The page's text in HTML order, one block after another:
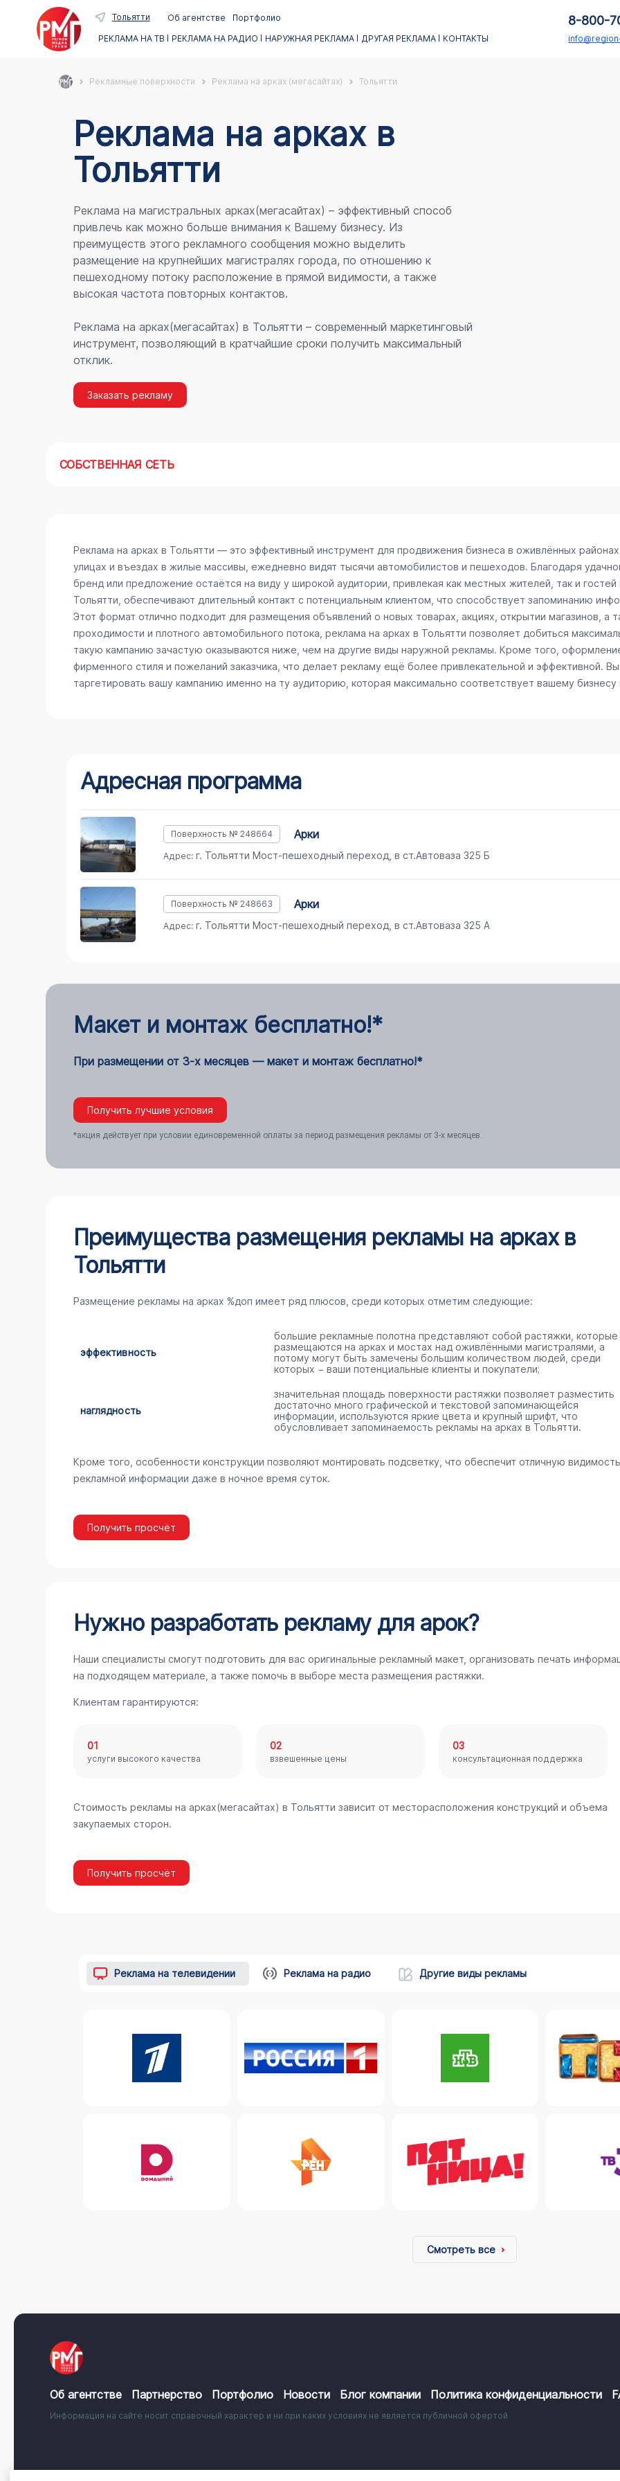
Тольятти Об агентстве
Портфолио
РЕКЛАМА НА ТВ
РЕКЛАМА НА РАДИО НАРУЖНАЯ РЕКЛАМА ДРУГАЯ РЕКЛАМА КОНТАКТЫ
8-800-
Рекламные поверхности Реклама на арках (мегасайтах) Тольятти
Реклама на аркаx в
Тольятти
Реклама на магистральных арках(мегасайтах) – эффективный способ
привлечь как можно больше внимания к Вашему бизнесу. Из
преимуществ этого рекламного сообщения можно выделить
размещение на крупнейших магистралях города, по отношению к
пешеходному потоку расположение в прямой видимости, а также
высокая частота повторных контактов.
Реклама на арках(мегасайтах) в Тольятти – современный маркетинговый
инструмент, позволяющий в кратчайшие сроки получить максимальный
отклик.
Заказать рекламу
СОБСТВЕННАЯ СЕТЬ
Реклама на арках в Тольятти — это эффективный инструмент для продвижения бизнеса в оживлённых
улицах и въездах в жилые массивы, ежедневно видят тысячи автомобилистов и пешеходов. Благодаря
бренд или предложение остаётся на виду у широкой аудитории, привлекая как местных жителей, так и
Тольятти, обеспечивают длительный контакт с потенциальным клиентом, что способствует запоминанию
Этот формат отлично подходит для размещения объявлений о новых товарах, акциях, открытии магазинов, а
проходимости и плотного автомобильного потока, реклама на арках в Тольятти позволяет добиться
такую кампанию зачастую оказываются ниже, чем на другие виды наружной рекламы. Кроме того,
фирменного стиля и пожеланий заказчика, что делает рекламу ещё более привлекательной и эффективной.
таргетировать вашу кампанию именно на ту аудиторию, которая максимально соответствует вашему
Адресная программа
Поверхность № 248664 арки
Адрес:г. Тольятти Мост-пешеходный переход, в ст.Автоваза 325 Б
Поверхность № 248663 арки
Адрес:г. Тольятти Мост-пешеходный переход, в ст.Автоваза 325 А
Макет и монтаж бесплатно!*
При размещении от 3-х месяцев — макет и монтаж бесплатно!*
Получить лучшие условия
*акция действует при условии единовременной оплаты за период размещения рекламы от 3-х месяцев.
Преимущества размещения рекламы на арках в
Тольятти
Размещение рекламы на арках %доп имеет ряд плюсов, среди которых отметим следующие:
эффективность
большие рекламные полотна представляют собой растяжки, которые
размещаются на арках и мостах над оживлёнными магистралями, а
потому могут быть замечены большим количеством людей, среди
которых − ваши потенциальные клиенты и покупатели;
наглядность
значительная площадь поверхности растяжки позволяет разместить
достаточно много графической и текстовой запоминающейся
информации, используются яркие цвета и крупный шрифт, что
обусловливает запоминаемость рекламы на арках в Тольятти.
Кроме того, особенности конструкции позволяют монтировать подсветку, что обеспечит отличную видимость
рекламной информации даже в ночное время суток.
Получить просчёт
Нужно разработать рекламу для арок?
Наши специалисты смогут подготовить для вас оригинальные рекламный макет, организовать печать
на подходящем материале, а также помочь в выборе места размещения растяжки.
Клиентам гарантируются:
01
услуги высокого качества
02
взвешенные цены
03
консультационная поддержка
Стоимость рекламы на арках(мегасайтах) в Тольятти зависит от месторасположения конструкций и объема
закупаемых сторон.
Получить просчёт
Реклама на телевидении Реклама на радио Другие виды рекламы
Смотреть все
Об агентстве Партнерство Портфолио Новости Блог компании Политика конфиденциальности
Информация на сайте носит справочный характер и ни при каких условиях не является публичной офертой